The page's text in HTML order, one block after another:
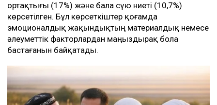
ортақтығы (17%) және бала сүю ниеті (10,7%)
көрсетілген. Бұл көрсеткіштер қоғамда
эмоционалдық жақындықтың материалдық немесе
әлеуметтік факторлардан маңыздырақ бола
бастағанын байқатады.